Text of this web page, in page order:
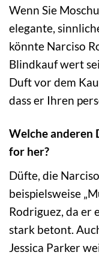
Wenn Sie
elegante,
könnte Narciso
Blindkauf wert
Duft vor dem
dass er Ihren
Welche anderen
for her?
Düfte, die
beispielsweise
Rodriguez, da er
stark betont.
Jessica Parker